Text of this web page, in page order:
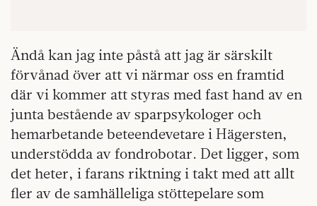
Ändå kan jag inte påstå att jag är särskilt
förvånad över att vi närmar oss en framtid
där vi kommer att styras med fast hand av en
junta bestående av sparpsykologer och
hemarbetande beteendevetare i Hägersten,
understödda av fondrobotar. Det ligger, som
det heter, i farans riktning i takt med att allt
fler av de samhälleliga stöttepelare som